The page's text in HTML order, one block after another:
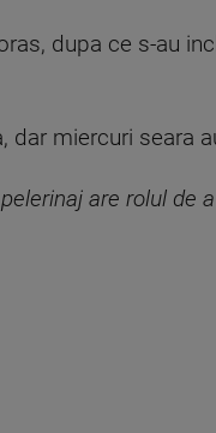
dupa ce s-au
dar miercuri seara
are rolul de